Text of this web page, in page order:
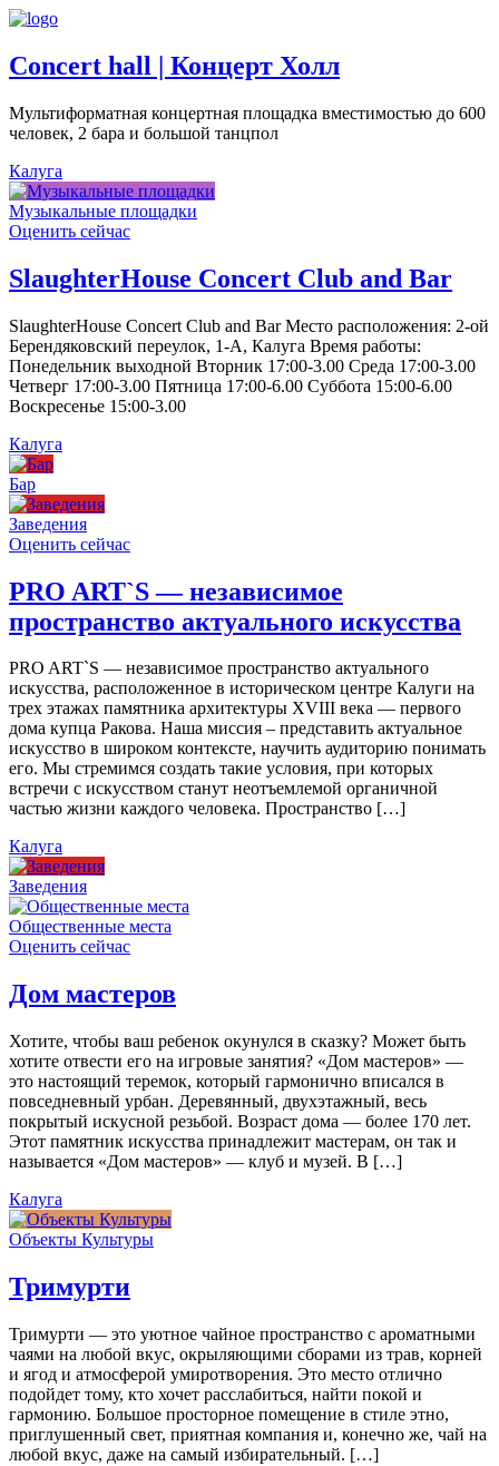
Concert hall | Концерт Холл
Мультиформатная концертная площадка вместимостью до 600
человек, 2 бара и большой танцпол
Калуга
Музыкальные площадки
Оценить сейчас
SlaughterHouse Concert Club and Bar
SlaughterHouse Concert Club and Bar Место расположения: 2-ой
Берендяковский переулок, 1-А, Калуга Время работы:
Понедельник выходной Вторник 17:00-3.00 Среда 17:00-3.00
Четверг 17:00-3.00 Пятница 17:00-6.00 Суббота 15:00-6.00
Воскресенье 15:00-3.00
Калуга
Бар
Заведения
Оценить сейчас
PRO ART`S — независимое
пространство актуального искусства
PRO ART`S — независимое пространство актуального
искусства, расположенное в историческом центре Калуги на
трех этажах памятника архитектуры XVIII века — первого
дома купца Ракова. Наша миссия – представить актуальное
искусство в широком контексте, научить аудиторию понимать
его. Мы стремимся создать такие условия, при которых
встречи с искусством станут неотъемлемой органичной
частью жизни каждого человека. Пространство […]
Калуга
Заведения
Общественные места
Оценить сейчас
Дом мастеров
Хотите, чтобы ваш ребенок окунулся в сказку? Может быть
хотите отвести его на игровые занятия? «Дом мастеров» —
это настоящий теремок, который гармонично вписался в
повседневный урбан. Деревянный, двухэтажный, весь
покрытый искусной резьбой. Возраст дома — более 170 лет.
Этот памятник искусства принадлежит мастерам, он так и
называется «Дом мастеров» — клуб и музей. В […]
Калуга
Объекты Культуры
Тримурти
Тримурти — это уютное чайное пространство с ароматными
чаями на любой вкус, окрыляющими сборами из трав, корней
и ягод и атмосферой умиротворения. Это место отлично
подойдет тому, кто хочет расслабиться, найти покой и
гармонию. Большое просторное помещение в стиле этно,
приглушенный свет, приятная компания и, конечно же, чай на
любой вкус, даже на самый избирательный. […]